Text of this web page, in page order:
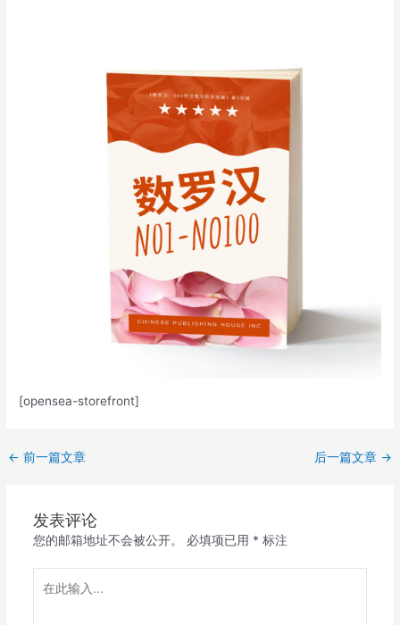
[opensea-storefront]
← 前一篇文章 后一篇文章 →
发表评论
您的邮箱地址不会被公开。 必填项已用 * 标注